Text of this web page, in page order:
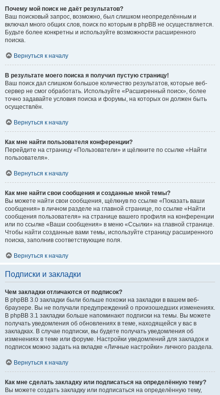
Почему мой поиск не даёт результатов?
Ваш поисковый запрос, возможно, был слишком неопределённым и
включал много общих слов, поиск по которым в phpBB не осуществляется.
Будьте более конкретны и используйте возможности расширенного
поиска.
Вернуться к началу
В результате моего поиска я получил пустую страницу!
Ваш поиск дал слишком большое количество результатов, которые веб-
сервер не смог обработать. Используйте «Расширенный поиск», более
точно задавайте условия поиска и форумы, на которых он должен быть
осуществлён.
Вернуться к началу
Как мне найти пользователя конференции?
Перейдите на страницу «Пользователи» и щёлкните по ссылке «Найти
пользователя».
Вернуться к началу
Как мне найти свои сообщения и созданные мной темы?
Вы можете найти свои сообщения, щёлкнув по ссылке «Показать ваши
сообщения» в личном разделе на главной странице, по ссылке «Найти
сообщения пользователя» на странице вашего профиля на конференции
или по ссылке «Ваши сообщения» в меню «Ссылки» на главной странице.
Чтобы найти созданные вами темы, используйте страницу расширенного
поиска, заполнив соответствующие поля.
Вернуться к началу
Подписки и закладки
Чем закладки отличаются от подписок?
В phpBB 3.0 закладки были больше похожи на закладки в вашем веб-
браузере. Вы не получали предупреждений о произошедших изменениях.
В phpBB 3.1 закладки больше напоминают подписки на темы. Вы можете
получать уведомления об обновлениях в теме, находящейся у вас в
закладках. В случае подписки, вы будете получать уведомления об
изменениях в теме или форуме. Настройки уведомлений для закладок и
подписок можно задать на вкладке «Личные настройки» личного раздела.
Вернуться к началу
Как мне сделать закладку или подписаться на определённую тему?
Вы можете создать закладку или подписаться на определённую тему,